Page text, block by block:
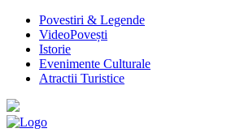
Povestiri & Legende
VideoPovești
Istorie
Evenimente Culturale
Atractii Turistice